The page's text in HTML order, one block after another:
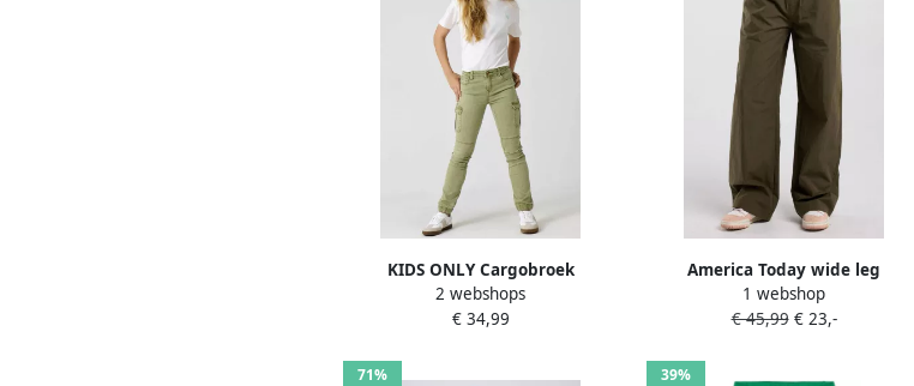
KIDS ONLY Cargobroek
KOGMISSOURI REG LIFE CARGO
PNT
2 webshops
€ 34,99
America Today wide leg
cargobroek donkergroen
1 webshop
€ 45,99€ 23,-
71% 39%